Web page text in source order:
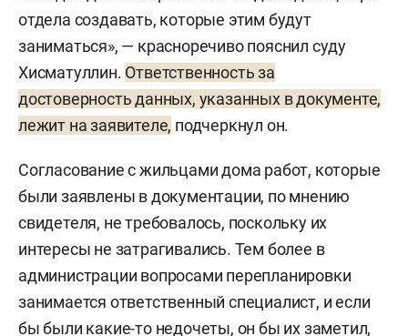
месяца Миронов, как глава района, подписал
распоряжение, которые эти изменения
согласовал. Обвинение считает, что Миронов
знал, что в 2020 году «самовольная
перепланировка», которую провели еще в 2018-
августе 2020 года комиссия (в которую входили
в том числе сотрудники администрации
КирМоса) составила акт, согласно которому
приняла в эксплуатацию перепланированное
помещение. В октябре Миронова его
зарегистрировала. По версии прокуратуры,
отдела создавать, которые этим будут
заниматься», — красноречиво пояснил суду
Хисматуллин. Ответственность за
достоверность данных, указанных в документе,
лежит на заявителе, подчеркнул он.
Согласование с жильцами дома работ, которые
были заявлены в документации, по мнению
свидетеля, не требовалось, поскольку их
интересы не затрагивались. Тем более в
администрации вопросами перепланировки
занимается ответственный специалист, и если
бы были какие-то недочеты, он бы их заметил,